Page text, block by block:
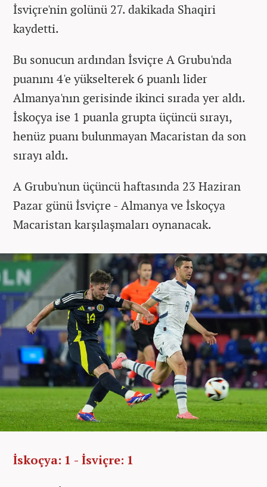
İsviçre'nin golünü 27. dakikada Shaqiri
kaydetti.
Bu sonucun ardından İsviçre A Grubu'nda
puanını 4'e yükselterek 6 puanlı lider
Almanya'nın gerisinde ikinci sırada yer aldı.
İskoçya ise 1 puanla grupta üçüncü sırayı,
henüz puanı bulunmayan Macaristan da son
sırayı aldı.
A Grubu'nun üçüncü haftasında 23 Haziran
Pazar günü İsviçre - Almanya ve İskoçya
Macaristan karşılaşmaları oynanacak.
İskoçya: 1 - İsviçre: 1